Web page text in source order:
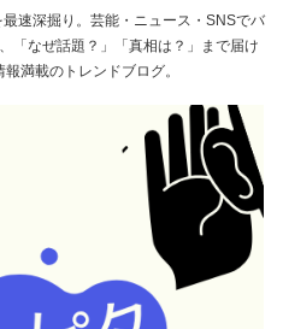
速深掘り。芸能・ニュース・SNSでバ
「なぜ話題？」「真相は？」まで届け
満載のトレンドブログ。